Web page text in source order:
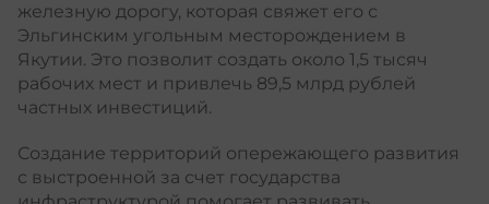
железную дорогу, которая свяжет его с
Эльгинским угольным месторождением в
Якутии. Это позволит создать около 1,5 тысяч
рабочих мест и привлечь 89,5 млрд рублей
частных инвестиций.
Создание территорий опережающего развития
с выстроенной за счет государства